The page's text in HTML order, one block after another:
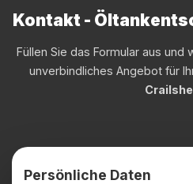
Kontakt -
Füllen Sie das Formular aus und
unverbindliches Angebot für
Persönliche Daten